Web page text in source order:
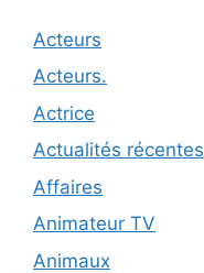
Acteurs
Acteurs.
Actrice
Actualités récentes
Affaires
Animateur TV
Animaux